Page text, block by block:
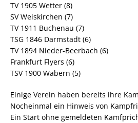
TV 1905 Wetter (8)
SV Weiskirchen (7)
TV 1911 Buchenau (7)
TSG 1846 Darmstadt (6)
TV 1894 Nieder-Beerbach (6)
Frankfurt Flyers (6)
TSV 1900 Wabern (5)
Einige Verein haben bereits ihre
Nocheinmal ein Hinweis von
Ein Start ohne gemeldeten